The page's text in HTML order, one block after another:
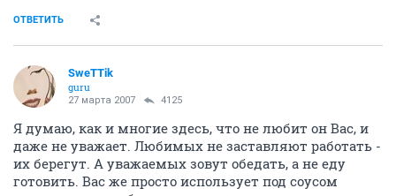
ОТВЕТИТЬ
SweTTik
guru
27 марта 2007 4125
Я думаю, как и многие здесь, что не любит он Вас, и
даже не уважает. Любимых не заставляют работать -
их берегут. А уважаемых зовут обедать, а не еду
готовить. Вас же просто использует под соусом